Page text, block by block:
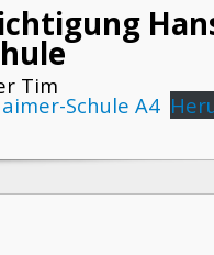
Tim
Schule A4